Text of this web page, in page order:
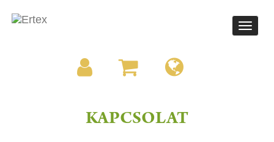
Toggle
KAPCSOLAT